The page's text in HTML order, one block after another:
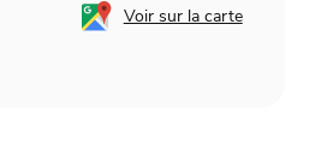
Voir sur la carte